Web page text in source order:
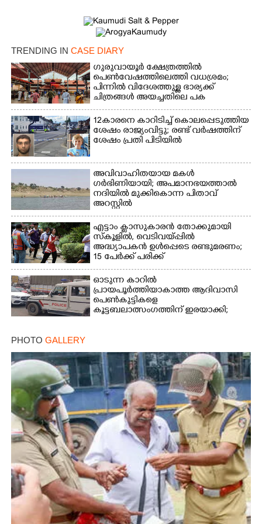
TRENDING IN CASE DIARY
ഗുരുവായൂർ ക്ഷേത്രത്തിൽ
പെൺവേഷത്തിലെത്തി വധശ്രമം;
പിന്നിൽ വിദേശത്തുള്ള ഭാര്യക്ക്
ചിത്രങ്ങൾ അയച്ചതിലെ പക
12കാരനെ കാറിടിച്ച് കൊലപ്പെടുത്തിയ
ശേഷം രാജ്യംവിട്ടു; രണ്ട് വർഷത്തിന്
ശേഷം പ്രതി പിടിയിൽ
അവിവാഹിതയായ മകൾ
ഗർഭിണിയായി; അപമാനഭയത്താൽ
നദിയിൽ മുക്കികൊന്ന പിതാവ്
അറസ്റ്റിൽ
എട്ടാം ക്ളാസുകാരൻ തോക്കുമായി
സ്കൂളിൽ, വെടിവയ്പ്പിൽ
അദ്ധ്യാപകൻ ഉൾപ്പെടെ രണ്ടുമരണം;
15 പേർക്ക് പരിക്ക്
ഓടുന്ന കാറിൽ
പ്രായപൂർത്തിയാകാത്ത ആദിവാസി
പെൺകുട്ടികളെ
കൂട്ടബലാത്സംഗത്തിന് ഇരയാക്കി;
PHOTO GALLERY